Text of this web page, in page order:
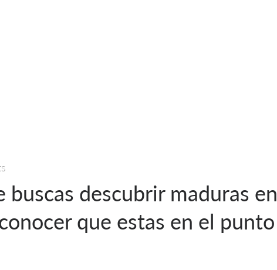
buscas descubrir maduras en
que estas en el punto